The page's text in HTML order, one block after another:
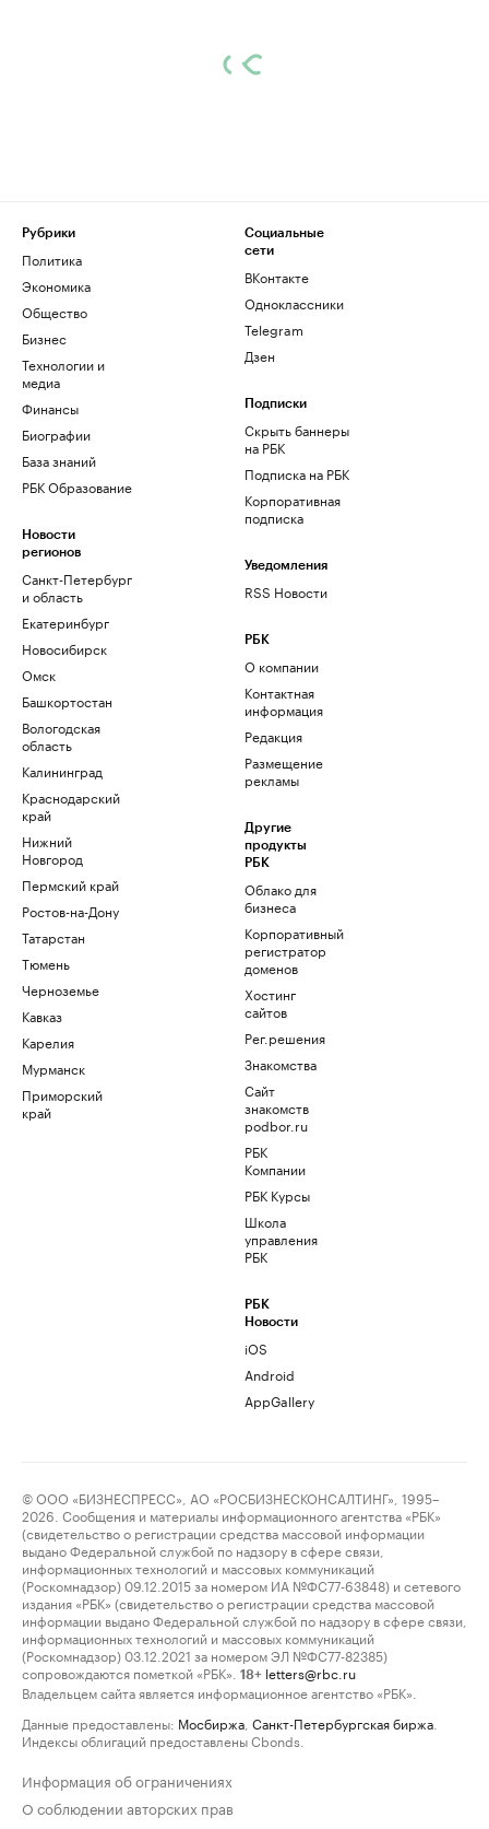
Рубрики
Политика
Экономика
Общество
Бизнес
Технологии и
медиа
Финансы
Биографии
База знаний
РБК Образование
Новости
регионов
Санкт-Петербург
и область
Екатеринбург
Новосибирск
Омск
Башкортостан
Вологодская
область
Калининград
Краснодарский
край
Нижний
Новгород
Пермский край
Ростов-на-Дону
Татарстан
Тюмень
Черноземье
Кавказ
Карелия
Мурманск
Приморский
край
Социальные
сети
ВКонтакте
Одноклассники
Telegram
Дзен
Подписки
Скрыть баннеры
на РБК
Подписка на РБК
Корпоративная
подписка
Уведомления
RSS Новости
РБК
О компании
Контактная
информация
Редакция
Размещение
рекламы
Другие
продукты
РБК
Облако для
бизнеса
Корпоративный
регистратор
доменов
Хостинг
сайтов
Рег.решения
Знакомства
Сайт
знакомств
podbor.ru
РБК
Компании
РБК Курсы
Школа
управления
РБК
РБК
Новости
iOS
Android
AppGallery
© ООО «БИЗНЕСПРЕСС», АО «РОСБИЗНЕСКОНСАЛТИНГ», 1995–
2026. Сообщения и материалы информационного агентства «РБК»
(свидетельство о регистрации средства массовой информации
выдано Федеральной службой по надзору в сфере связи,
информационных технологий и массовых коммуникаций
(Роскомнадзор) 09.12.2015 за номером ИА №ФС77-63848) и сетевого
издания «РБК» (свидетельство о регистрации средства массовой
информации выдано Федеральной службой по надзору в сфере связи,
информационных технологий и массовых коммуникаций
(Роскомнадзор) 03.12.2021 за номером ЭЛ №ФС77-82385)
сопровождаются пометкой «РБК».
18+ letters@rbc.ru
Владельцем сайта является информационное агентство «РБК».
Данные предоставлены: Мосбиржа Санкт-Петербургская биржа
Индексы облигаций предоставлены Cbonds.
Информация об ограничениях
О соблюдении авторских прав